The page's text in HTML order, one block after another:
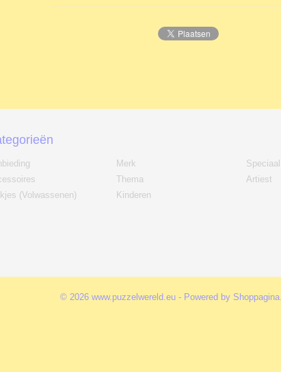
(Volwassenen)
Merk
Thema
Kinderen
Speciaal
Artiest
© 2026 www.puzzelwereld.eu - Powered by